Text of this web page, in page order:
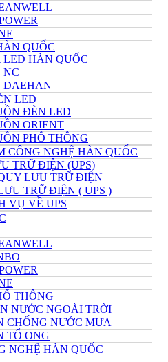
QUỐC
LED HÀN QUỐC
NC
DAEHAN
LED
ĐÈN LED
ORIENT
PHỔ THÔNG
CÔNG NGHỆ HÀN QUỐC
TRỮ ĐIỆN (UPS)
LƯU TRỮ ĐIỆN
TRỮ ĐIỆN ( UPS )
VỤ VỀ UPS
THÔNG
NƯỚC NGOÀI TRỜI
CHỐNG NƯỚC MƯA
TỔ ONG
NGHỆ HÀN QUỐC